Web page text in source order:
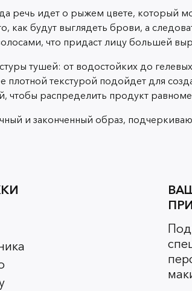
речь идет о рыжем цвете, который
как будут выглядеть брови, а
что придаст лицу большей
тушей: от водостойких до
плотной текстурой подойдет для
чтобы распределить продукт
и законченный образ,